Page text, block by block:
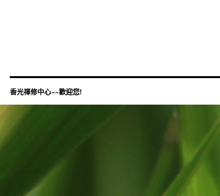
香光禪修中心~~歡迎您!